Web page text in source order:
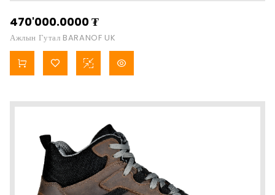
470'000.0000₮
Ажлын Гутал BARANOF UK